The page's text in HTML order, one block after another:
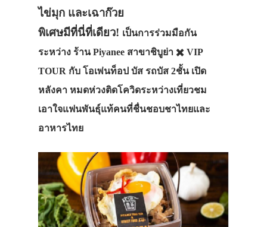
ไข่มุก และเฉาก๊วย
พิเศษมีที่นี่ที่เดียว! เป็นการร่วมมือกัน
ระหว่าง ร้าน Piyanee สาขาชิบูย่า ✖️ VIP
TOUR กับ โอเพ่นท็อป บัส รถบัส 2ชั้น เปิด
หลังคา หมดห่วงติดโควิดระหว่างเที่ยวชม
เอาใจแฟนพันธุ์แท้คนที่ชื่นชอบชาไทยและ
อาหารไทย